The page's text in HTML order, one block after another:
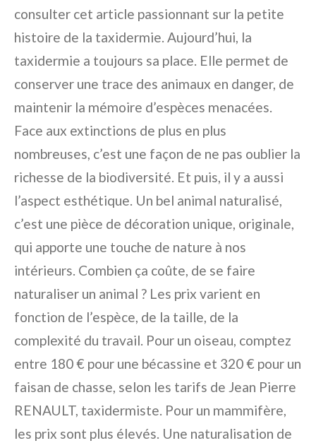
consulter cet article passionnant sur la petite
histoire de la taxidermie. Aujourd’hui, la
taxidermie a toujours sa place. Elle permet de
conserver une trace des animaux en danger, de
maintenir la mémoire d’espèces menacées.
Face aux extinctions de plus en plus
nombreuses, c’est une façon de ne pas oublier la
richesse de la biodiversité. Et puis, il y a aussi
l’aspect esthétique. Un bel animal naturalisé,
c’est une pièce de décoration unique, originale,
qui apporte une touche de nature à nos
intérieurs. Combien ça coûte, de se faire
naturaliser un animal ? Les prix varient en
fonction de l’espèce, de la taille, de la
complexité du travail. Pour un oiseau, comptez
entre 180 € pour une bécassine et 320 € pour un
faisan de chasse, selon les tarifs de Jean Pierre
RENAULT, taxidermiste. Pour un mammifère,
les prix sont plus élevés. Une naturalisation de